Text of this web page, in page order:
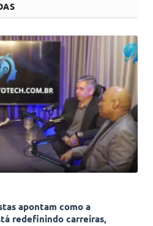
apontam como a
redefinindo carreiras,